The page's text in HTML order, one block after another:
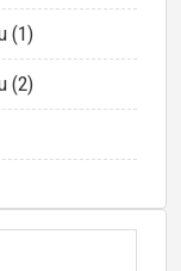
(1)
(2)